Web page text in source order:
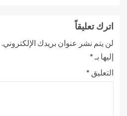
اترك تعليقاً
لن يتم نشر عنوان بريدك الإلكتروني.
إليها بـ *
التعليق *